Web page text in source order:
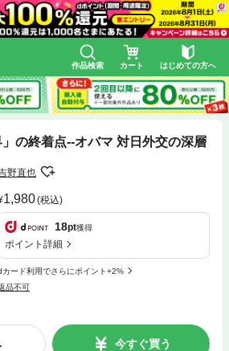
作品検索 カート はじめての方へ
」の終着点--オバマ 対日外交の深層
野直也
1,980(税込)
18pt獲得
ポイント詳細
カード利用でさらにポイント+2%
品不可
今すぐ買う